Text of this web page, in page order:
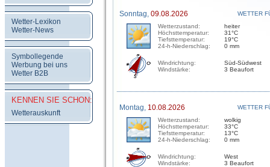
Wetter-Lexikon
Wetter-News
Symbollegende
Werbung bei uns
Wetter B2B
KENNEN SIE SCHON:
Wetterauskunft
Sonntag, 09.08.2026
WETTER
Wetterzustand:
Höchsttemperatur:
Tiefsttemperatur:
24-h-Niederschlag:
heiter
31°C
19°C
0 mm
Windrichtung:
Windstärke:
Süd-Südwest
3 Beaufort
Montag, 10.08.2026
WETTER
Wetterzustand:
Höchsttemperatur:
Tiefsttemperatur:
24-h-Niederschlag:
wolkig
33°C
13°C
0 mm
Windrichtung:
Windstärke:
West
3 Beaufort